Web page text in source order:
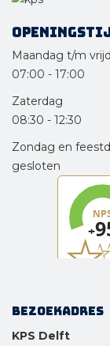
Maandag t/m
07:00 - 17:00
Zaterdag
08:30 - 12:30
Zondag en
gesloten
Bezoekadres
KPS Delft